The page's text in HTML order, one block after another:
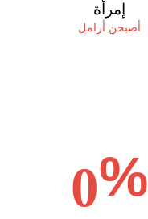
إمرأة
أصبحن أرامل
%
0